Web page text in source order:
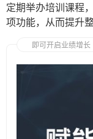
定期举办培训课程
项功能，从而提升
即可开启业绩增长